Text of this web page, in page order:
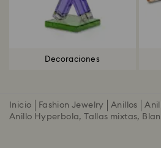
Decoraciones
Inicio Fashion Jewelry Anillos
Anillo Hyperbola, Tallas mixtas,